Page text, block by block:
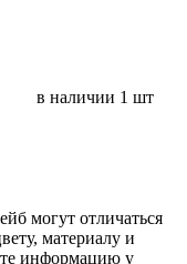
в наличии 1 шт
могут отличаться
материалу и
информацию у